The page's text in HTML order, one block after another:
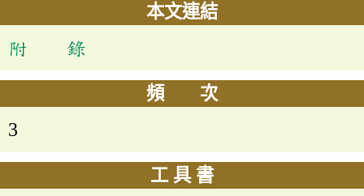
本文連結
附 錄
頻 次
3
工 具 書